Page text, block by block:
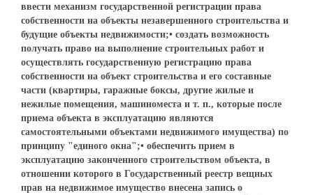
ввести механизм государственной регистрации права
собственности на объекты незавершенного строительства и
будущие объекты недвижимости;• создать возможность
получать право на выполнение строительных работ и
осуществлять государственную регистрацию права
собственности на объект строительства и его составные
части (квартиры, гаражные боксы, другие жилые и
нежилые помещения, машиноместа и т. п., которые после
приема объекта в эксплуатацию являются
самостоятельными объектами недвижимого имущества) по
принципу "единого окна";• обеспечить прием в
эксплуатацию законченного строительством объекта, в
отношении которого в Государственный реестр вещных
прав на недвижимое имущество внесена запись о